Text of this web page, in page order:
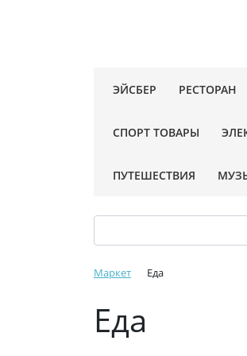
ЭЙСБЕР РЕСТОРАН
СПОРТ ТОВАРЫ
ПУТЕШЕСТВИЯ
Маркет Еда
Еда